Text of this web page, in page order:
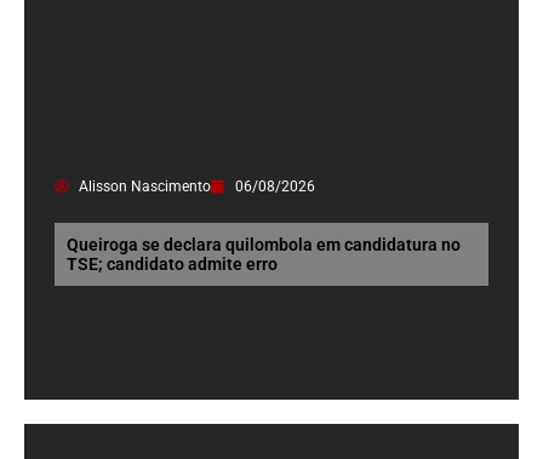
Alisson Nascimento 06/08/2026
Queiroga se declara quilombola em candidatura no
TSE; candidato admite erro